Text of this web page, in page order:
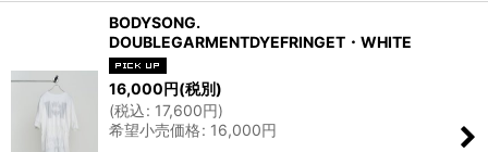
BODYSONG.
DOUBLEGARMENTDYEFRINGET・WHITE
16,000円(税別)
(税込: 17,600円)
希望小売価格: 16,000円